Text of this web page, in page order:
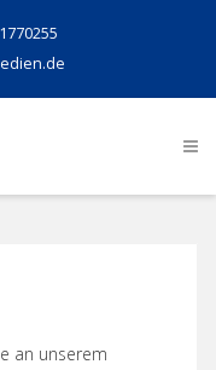
an unserem